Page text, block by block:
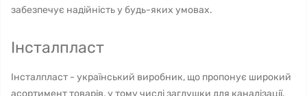
забезпечує надійність у будь-яких умовах.
Інсталпласт
Інсталпласт - український виробник, що пропонує широкий
асортимент товарів, у тому числі заглушки для каналізації.